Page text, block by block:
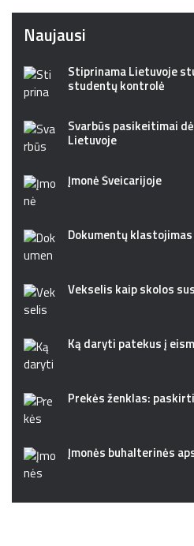
Naujausi
Stiprinama Lietuvoje
studentų kontrolė
Svarbūs pasikeitimai
Lietuvoje
Įmonė Šveicarijoje
Dokumentų
Vekselis kaip skolos
Ką daryti patekus į
Prekės ženklas:
Įmonės buhalterinės